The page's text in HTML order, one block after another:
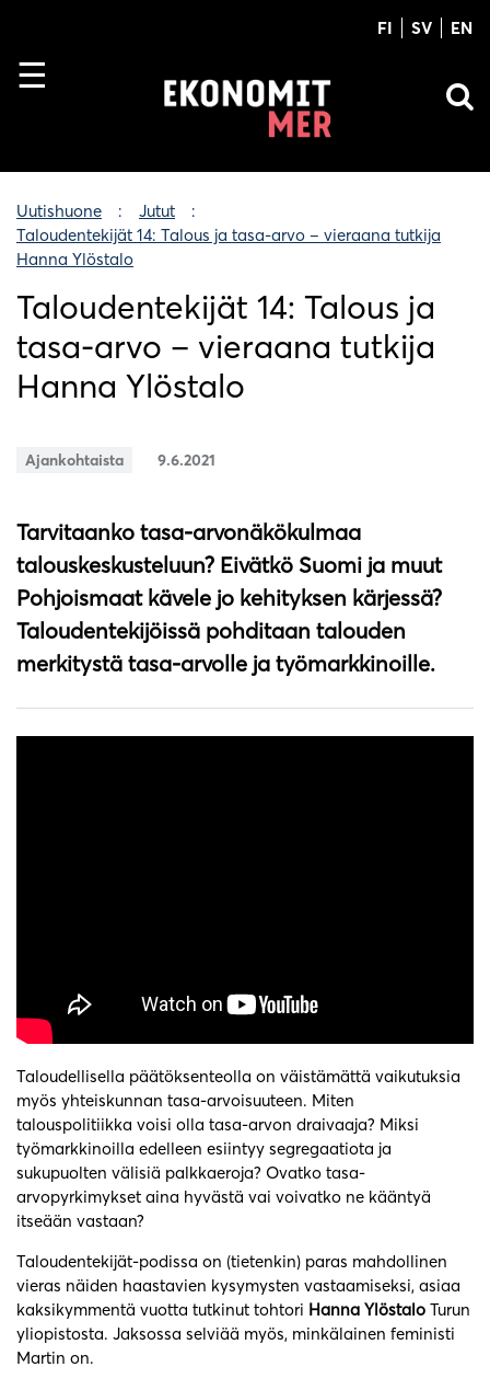
FI SV EN
Uutishuone
Jutut
Taloudentekijät 14: Talous ja tasa-arvo – vieraana tutkija
Hanna Ylöstalo
Taloudentekijät 14: Talous ja
tasa-arvo – vieraana tutkija
Hanna Ylöstalo
Ajankohtaista 9.6.2021
Tarvitaanko tasa-arvonäkökulmaa
talouskeskusteluun? Eivätkö Suomi ja muut
Pohjoismaat kävele jo kehityksen kärjessä?
Taloudentekijöissä pohditaan talouden
merkitystä tasa-arvolle ja työmarkkinoille.
Taloudellisella päätöksenteolla on väistämättä vaikutuksia
myös yhteiskunnan tasa-arvoisuuteen. Miten
talouspolitiikka voisi olla tasa-arvon draivaaja? Miksi
työmarkkinoilla edelleen esiintyy segregaatiota ja
sukupuolten välisiä palkkaeroja? Ovatko tasa-
arvopyrkimykset aina hyvästä vai voivatko ne kääntyä
itseään vastaan?
Taloudentekijät-podissa on (tietenkin) paras mahdollinen
vieras näiden haastavien kysymysten vastaamiseksi, asiaa
kaksikymmentä vuotta tutkinut tohtori Hanna Ylöstalo Turun
yliopistosta. Jaksossa selviää myös, minkälainen feministi
Martin on.